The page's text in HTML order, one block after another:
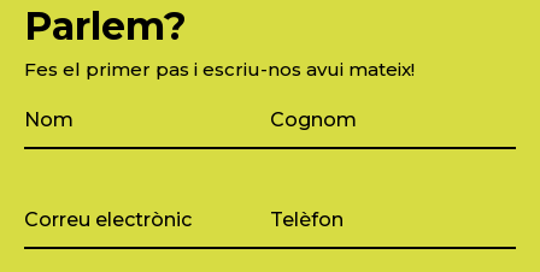
Parlem?
Fes el primer pas i escriu-nos avui mateix!